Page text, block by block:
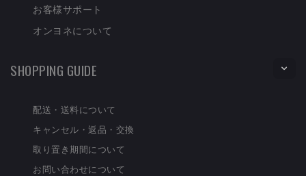
お客様サポート
オンヨネについて
SHOPPING GUIDE
配送・送料について
キャンセル・返品・交換
取り置き期間について
お問い合わせについて